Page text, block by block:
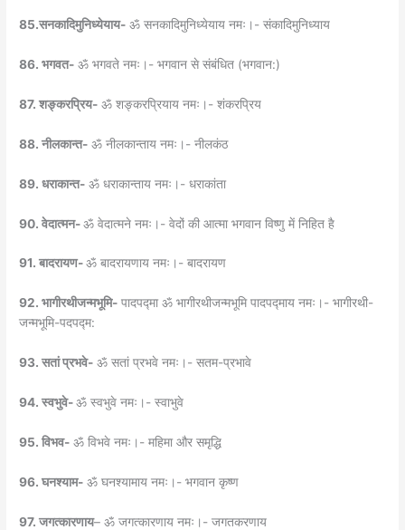
85.सनकादिमुनिध्येयाय- ॐ सनकादिमुनिध्येयाय नमः।- संकादिमुनिध्याय
86. भगवत- ॐ भगवते नमः।- भगवान से संबंधित (भगवान:)
87. शङ्करप्रिय- ॐ शङ्करप्रियाय नमः।- शंकरप्रिय
88. नीलकान्त- ॐ नीलकान्ताय नमः।- नीलकंठ
89. धराकान्त- ॐ धराकान्ताय नमः।- धराकांता
90. वेदात्मन-ॐ वेदात्मने नमः।- वेदों की आत्मा भगवान विष्णु में निहित है
91. बादरायण-ॐ बादरायणाय नमः।- बादरायण
92. भागीरथीजन्मभूमि- पादपद्मा ॐ भागीरथीजन्मभूमि पादपद्माय नमः।- भागीरथी-
जन्मभूमि-पदपद्म:
93. सतां प्रभवे- ॐ सतां प्रभवे नमः।- सतम-प्रभावे
94. स्वभुवे-ॐ स्वभुवे नमः।- स्वाभुवे
95. विभव- ॐ विभवे नमः।- महिमा और समृद्धि
96. घनश्याम- ॐ घनश्यामाय नमः।- भगवान कृष्ण
97. जगत्कारणाय– ॐ जगत्कारणाय नमः।- जगतकरणाय